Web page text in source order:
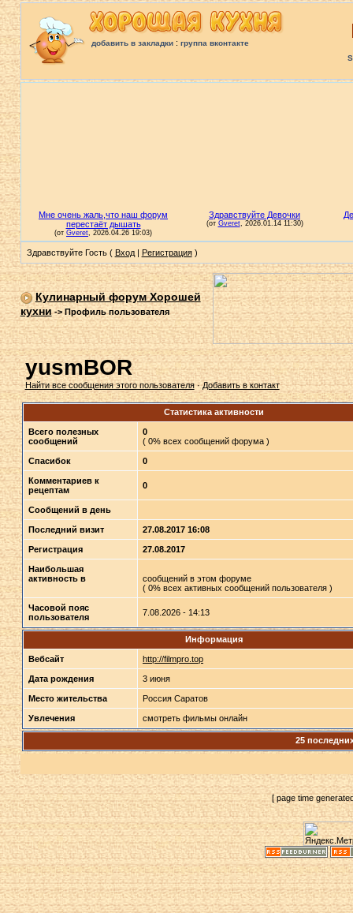
добавить в закладки: группа вконтакте
Здравствуйте Гость ( Вход| Регистрация)
Кулинарный форум Хорошей
кухни->Профиль пользователя
yusmBOR
Найти все сообщения этого пользователя·Добавить в контакт
Статистика активности
Всего полезных
сообщений
0
( 0% всех сообщений форума )
Спасибок 0
Комментариев к
рецептам
0
Сообщений в день
Последний визит 27.08.2017 16:08
Регистрация 27.08.2017
Наибольшая
активность в
сообщений в этом форуме
( 0% всех активных сообщений пользователя )
Часовой пояс
пользователя
7.08.2026 - 14:13
Информация
Вебсайт http://filmpro.top
Дата рождения 3 июня
Место жительства Россия Саратов
Увлечения смотреть фильмы онлайн
25
[ page time